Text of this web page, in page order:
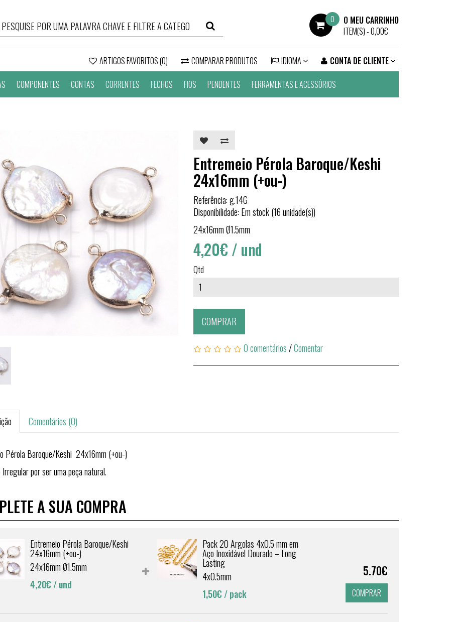
0
O MEU CARRINHO
ITEM(S) -0,00€
ARTIGOS FAVORITOS (0) COMPARAR PRODUTOS IDIOMA
CONTA DE CLIENTE
COMPONENTES CONTAS CORRENTES FECHOS FIOS PENDENTES FERRAMENTAS E ACESSÓRIOS
Entremeio Pérola Baroque/Keshi
24x16mm (+ou-)
Referência: g.14G
Disponibilidade: Em stock (16 unidade(s))
24x16mm Ø1.5mm
4,20€ / und
Qtd
COMPRAR
0 comentários/Comentar
Comentários (0)
Pérola Baroque/Keshi 24x16mm (+ou-)
Irregular por ser uma peça natural.
A SUA COMPRA
Entremeio Pérola Baroque/Keshi
24x16mm (+ou-)
24x16mm Ø1.5mm
4,20€ / und
Pack 20 Argolas 4x0.5 mm em
Aço Inoxidável Dourado – Long
Lasting
4x0.5mm
1,50€ / pack
5.70€
COMPRAR